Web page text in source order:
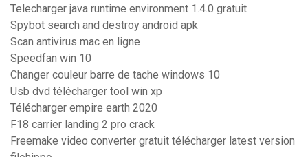
Telecharger java runtime environment 1.4.0 gratuit
Spybot search and destroy android apk
Scan antivirus mac en ligne
Speedfan win 10
Changer couleur barre de tache windows 10
Usb dvd télécharger tool win xp
Télécharger empire earth 2020
F18 carrier landing 2 pro crack
Freemake video converter gratuit télécharger latest version